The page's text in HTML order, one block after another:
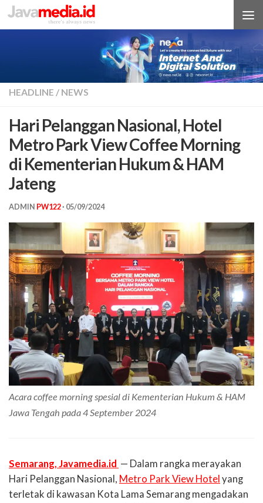
Skip to content
HEADLINE / NEWS
Hari Pelanggan Nasional, Hotel
Metro Park View Coffee Morning
di Kementerian Hukum & HAM
Jateng
ADMIN PW122· 05/09/2024
Acara coffee morning spesial di Kementerian Hukum & HAM
Jawa Tengah pada 4 September 2024
Semarang, Javamedia.id — Dalam rangka merayakan
Hari Pelanggan Nasional, Metro Park View Hotel yang
terletak di kawasan Kota Lama Semarang mengadakan